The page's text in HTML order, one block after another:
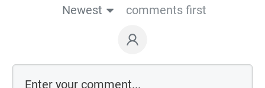
Newest
comments first